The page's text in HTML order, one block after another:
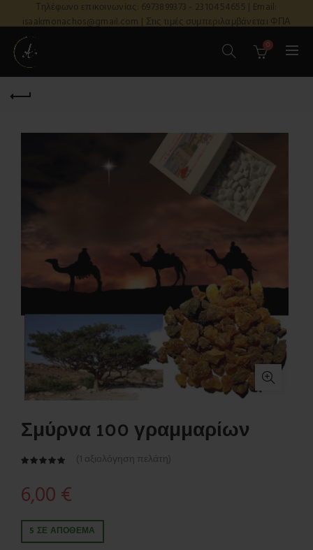
Τηλέφωνο επικοινωνίας: 6973899373 - 2310454655 | Email:
isaakmonachos@gmail.com | Στις τιμές συμπεριλαμβάνεται ΦΠΑ
0
Σμύρνα 100 γραμμαρίων
(1 αξιολόγηση πελάτη)
6,00 €
5 ΣΕ ΑΠΌΘΕΜΑ